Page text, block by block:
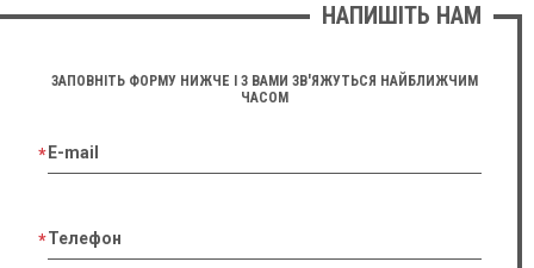
НАПИШІТЬ НАМ
ЗАПОВНІТЬ ФОРМУ НИЖЧЕ І З ВАМИ ЗВ'ЯЖУТЬСЯ НАЙБЛИЖЧИМ
ЧАСОМ
E-mail
Телефон